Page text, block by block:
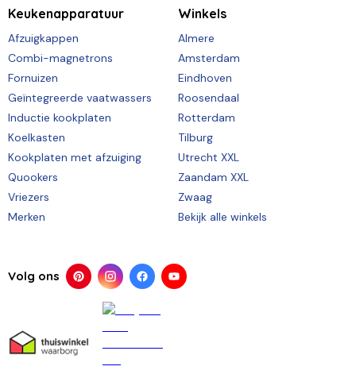
Keukenapparatuur
Afzuigkappen
Combi-magnetrons
Fornuizen
Geïntegreerde vaatwassers
Inductie kookplaten
Koelkasten
Kookplaten met afzuiging
Quookers
Vriezers
Merken
Winkels
Almere
Amsterdam
Eindhoven
Roosendaal
Rotterdam
Tilburg
Utrecht XXL
Zaandam XXL
Zwaag
Bekijk alle winkels
Volg ons